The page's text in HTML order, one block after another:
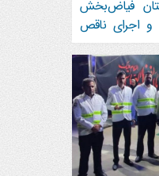
فیاض‌بخش
و اجرای ناقص